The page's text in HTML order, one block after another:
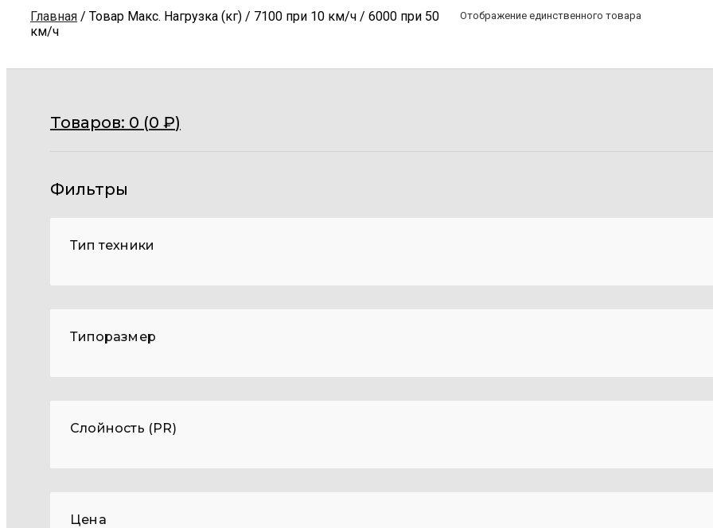
Главная / Товар Макс. Нагрузка (кг) / 7100 при 10 км/ч / 6000 при 50
км/ч
Отображение единственного товара
Товаров: 0 (0 ₽)
Фильтры
Тип техники
Типоразмер
Слойность (PR)
Цена